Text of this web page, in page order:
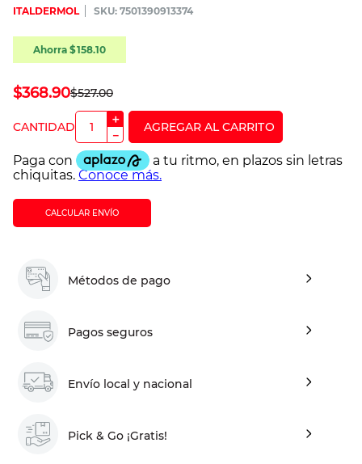
ITALDERMOL :7501390913374
Ahorra$158.10
$527.00
$368.90
＋
－
CALCULAR ENVÍO
Métodos de pago
Pagos seguros
Envío local y nacional
Pick & Go ¡Gratis!